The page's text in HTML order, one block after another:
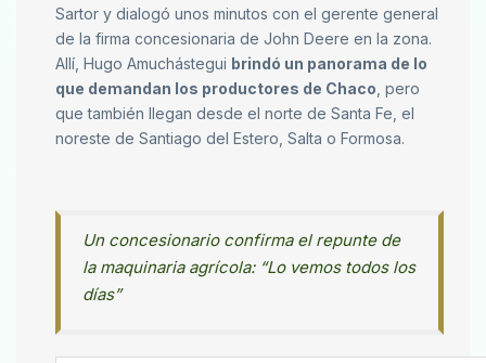
Sartor y dialogó unos minutos con el gerente general
de la firma concesionaria de John Deere en la zona.
Allí, Hugo Amuchástegui brindó un panorama de lo
que demandan los productores de Chaco , pero
que también llegan desde el norte de Santa Fe, el
noreste de Santiago del Estero, Salta o Formosa.
Un concesionario confirma el repunte de
la maquinaria agrícola: “Lo vemos todos los
días”